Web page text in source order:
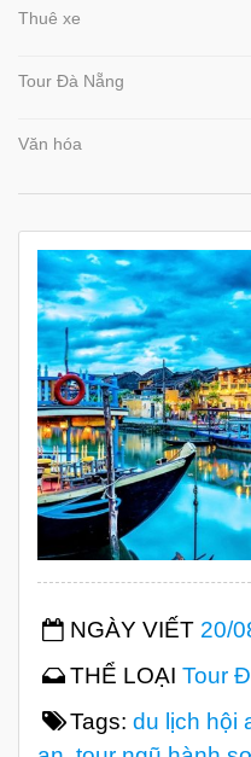
Thuê xe
Tour Đà Nẵng
Văn hóa
NGÀY VIẾT 20/
THỂ LOẠI Tour
Tags: du lịch hội